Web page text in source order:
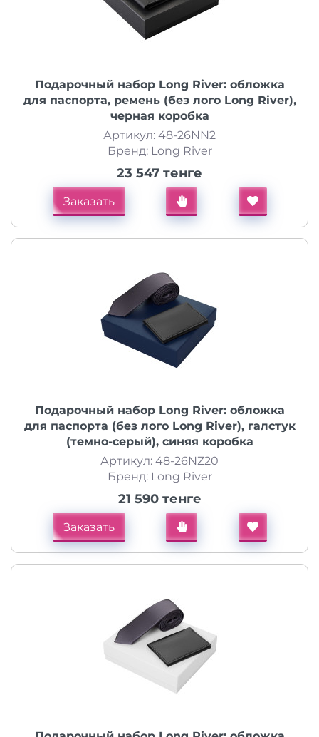
Подарочный набор Long River: обложка
для паспорта, ремень (без лого Long River),
черная коробка
Артикул: 48-26NN2
Бренд: Long River
23 547 тенге
Заказать
Подарочный набор Long River: обложка
для паспорта (без лого Long River), галстук
(темно-серый), синяя коробка
Артикул: 48-26NZ20
Бренд: Long River
21 590 тенге
Заказать